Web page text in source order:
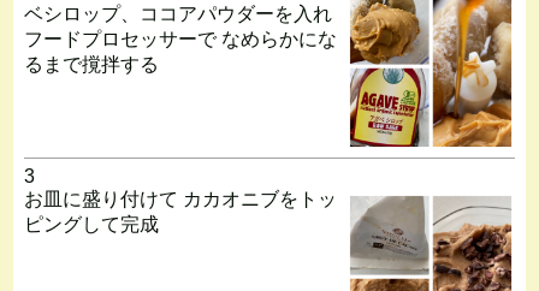
ベシロップ、ココアパウダーを入れ
フードプロセッサーで なめらかにな
るまで撹拌する
3
お皿に盛り付けて カカオニブをトッ
ピングして完成